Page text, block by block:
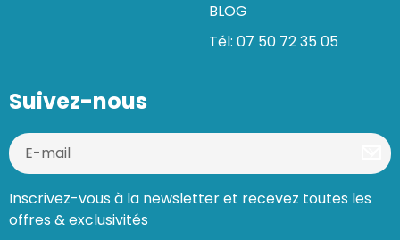
BLOG
Tél: 07 50 72 35 05
Suivez-nous
Inscrivez-vous à la newsletter et recevez toutes les
offres & exclusivités